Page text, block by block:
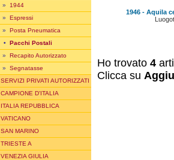
» 1944
» Espressi
» Posta Pneumatica
• Pacchi Postali
» Recapito Autorizzato
» Segnatasse
SERVIZI PRIVATI AUTORIZZATI
CAMPIONE D'ITALIA
ITALIA REPUBBLICA
VATICANO
SAN MARINO
TRIESTE A
VENEZIA GIULIA
1946 - Aquila
Ho trovato 4
Clicca su